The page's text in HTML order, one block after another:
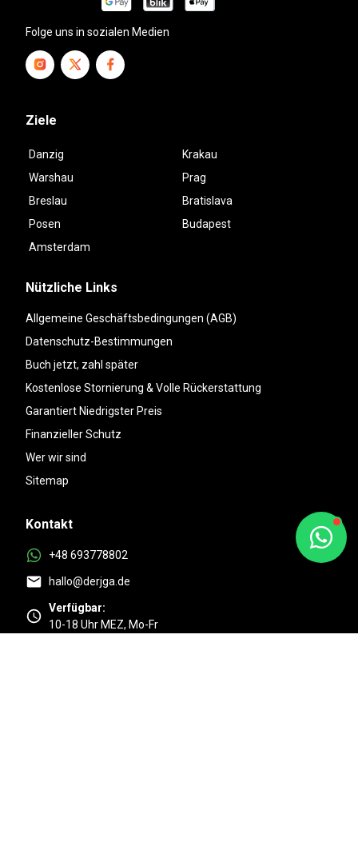
Folge uns in sozialen Medien
Ziele
Danzig
Krakau
Warshau
Prag
Breslau
Bratislava
Posen
Budapest
Amsterdam
Nützliche Links
Allgemeine Geschäftsbedingungen (AGB)
Datenschutz-Bestimmungen
Buch jetzt, zahl später
Kostenlose Stornierung & Volle Rückerstattung
Garantiert Niedrigster Preis
Finanzieller Schutz
Wer wir sind
Sitemap
Kontakt
+48 693778802
hallo@derjga.de
Verfügbar:
10-18 Uhr MEZ, Mo-Fr